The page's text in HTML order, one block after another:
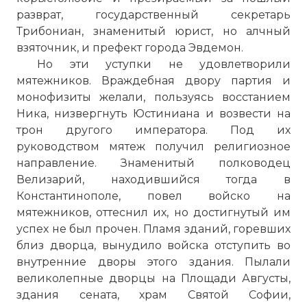
разврат, государственный секретарь
Трибониан, знаменитый юрист, но алчный
взяточник, и префект города Эвдемон.
Но эти уступки не удовлетворили
мятежников. Враждебная двору партия и
монофизиты желали, пользуясь восстанием
Ника, низвергнуть Юстиниана и возвести на
трон другого императора. Под их
руководством мятеж получил религиозное
направление. Знаменитый полководец
Велизарий, находившийся тогда в
Константинополе, повел войско на
мятежников, оттеснил их, но достигнутый им
успех не был прочен. Пламя зданий, горевших
близ дворца, вынудило войска отступить во
внутренние дворы этого здания. Пылали
великолепные дворцы на Площади Августы,
здания сената, храм Святой Софии,